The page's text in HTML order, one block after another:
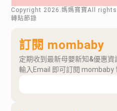
Copyright 2026 .媽媽寶寶All rights
轉貼節錄
訂閱 mombaby
定期收到最新母嬰新知&優惠資
輸入Email 即可訂閱 mombaby